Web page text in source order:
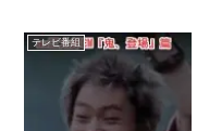
テレビ番組